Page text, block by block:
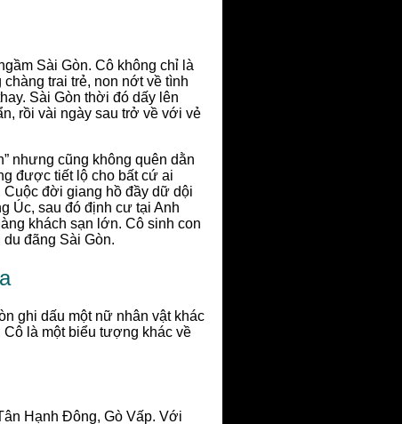
Sài Gòn. Cô không chỉ là
trai trẻ, non nớt về tình
Sài Gòn thời đó dấy lên
rồi vài ngày sau trở về với vẻ
nhưng cũng không quên dằn
được tiết lộ cho bất cứ ai
Cuộc đời giang hồ đầy dữ dội
Úc, sau đó định cư tại Anh
khách sạn lớn. Cô sinh con
đãng Sài Gòn.
ghi dấu một nữ nhân vật khác
là một biểu tượng khác về
Hạnh Đông, Gò Vấp. Với